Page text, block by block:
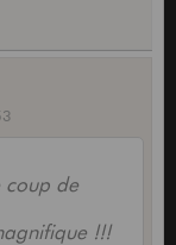
coup de
!!!